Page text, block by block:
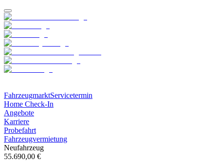
FahrzeugmarktServicetermin
Home Check-In
Angebote
Karriere
Probefahrt
Fahrzeugvermietung
Neufahrzeug
55.690,00 €